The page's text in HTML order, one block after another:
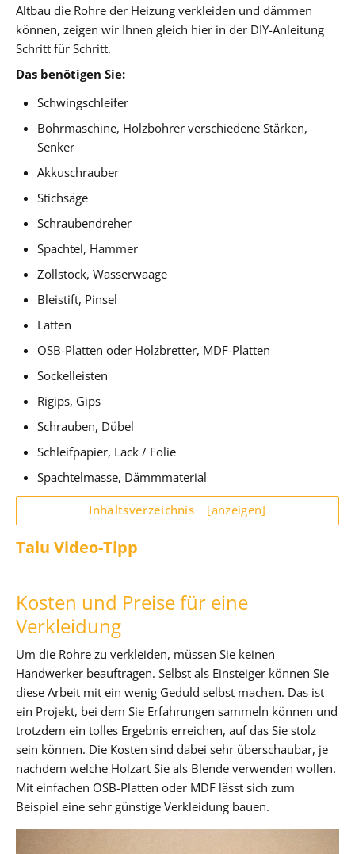
Altbau die Rohre der Heizung verkleiden und dämmen
können, zeigen wir Ihnen gleich hier in der DIY-Anleitung
Schritt für Schritt.
Das benötigen Sie:
Schwingschleifer
Bohrmaschine, Holzbohrer verschiedene Stärken,
Senker
Akkuschrauber
Stichsäge
Schraubendreher
Spachtel, Hammer
Zollstock, Wasserwaage
Bleistift, Pinsel
Latten
OSB-Platten oder Holzbretter, MDF-Platten
Sockelleisten
Rigips, Gips
Schrauben, Dübel
Schleifpapier, Lack / Folie
Spachtelmasse, Dämmmaterial
Inhaltsverzeichnis [anzeigen]
Talu Video-Tipp
Kosten und Preise für eine
Verkleidung
Um die Rohre zu verkleiden, müssen Sie keinen
Handwerker beauftragen. Selbst als Einsteiger können Sie
diese Arbeit mit ein wenig Geduld selbst machen. Das ist
ein Projekt, bei dem Sie Erfahrungen sammeln können und
trotzdem ein tolles Ergebnis erreichen, auf das Sie stolz
sein können. Die Kosten sind dabei sehr überschaubar, je
nachdem welche Holzart Sie als Blende verwenden wollen.
Mit einfachen OSB-Platten oder MDF lässt sich zum
Beispiel eine sehr günstige Verkleidung bauen.